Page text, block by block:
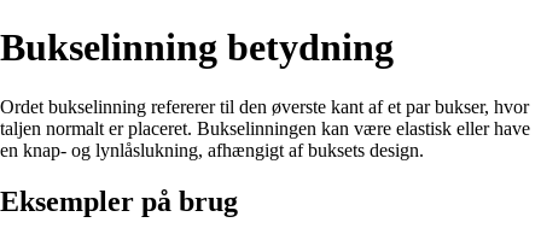
Bukselinning betydning
Ordet bukselinning refererer til den øverste kant af et par bukser, hvor
taljen normalt er placeret. Bukselinningen kan være elastisk eller have
en knap- og lynlåslukning, afhængigt af buksets design.
Eksempler på brug